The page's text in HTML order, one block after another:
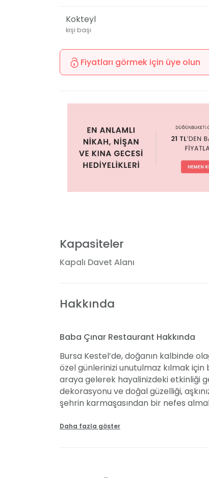
Kokteyl
kişi başı
Fiyatları görmek için üye olun
Kapasiteler
Kapalı Davet Alanı
Hakkında
Baba Çınar Restaurant Hakkında
Bursa Kestel’de, doğanın kalbinde
özel günlerinizi unutulmaz kılmak
araya gelerek hayalinizdeki etkinliği
dekorasyonu ve doğal güzelliği,
şehrin karmaşasından bir nefes
yüzlü hizmetimizle, lezzetli
Daha fazla göster